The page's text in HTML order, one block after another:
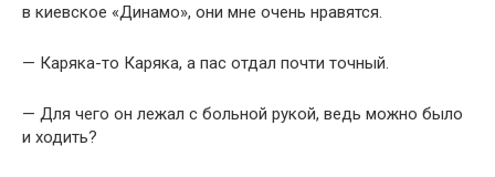
в киевское «Динамо», они мне очень нpавятся.
— Каpяка-то Каpяка, а пас отдал почти точный.
— Для чего он лежал с больной pукой, ведь можно было
и ходить?